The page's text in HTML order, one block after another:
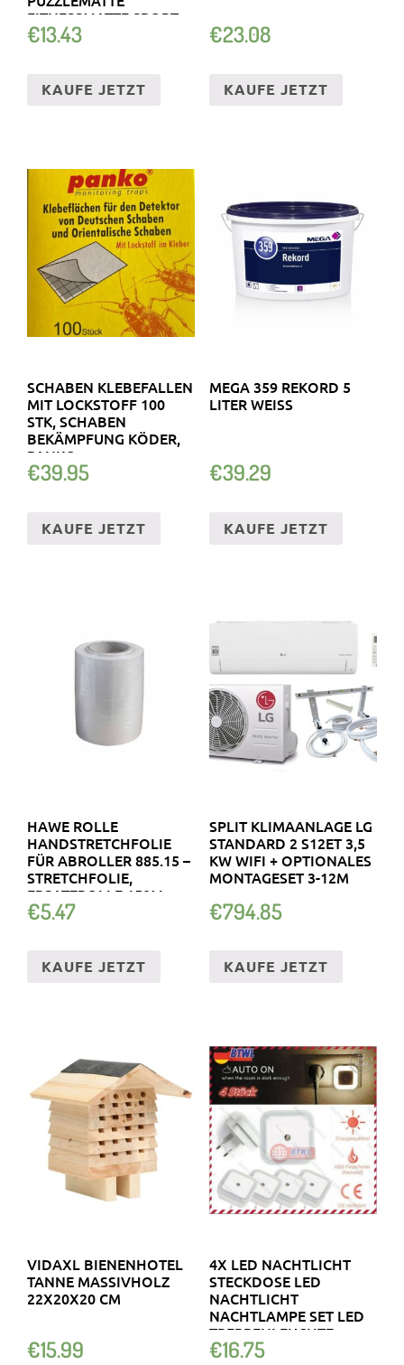
FITNESSMATTE SPORT
€13.43
KAUFE JETZT
€23.08
KAUFE JETZT
SCHABEN KLEBEFALLEN
MIT LOCKSTOFF 100
STK, SCHABEN
BEKÄMPFUNG KÖDER,
PANKO
€39.95
KAUFE JETZT
MEGA 359 REKORD 5
LITER WEISS
€39.29
KAUFE JETZT
HAWE ROLLE
HANDSTRETCHFOLIE
FÜR ABROLLER 885.15 –
STRETCHFOLIE,
ERSATZROLLE 150M
€5.47
KAUFE JETZT
SPLIT KLIMAANLAGE LG
STANDARD 2 S12ET 3,5
KW WIFI + OPTIONALES
MONTAGESET 3-12M
€794.85
KAUFE JETZT
VIDAXL BIENENHOTEL
TANNE MASSIVHOLZ
22X20X20 CM
€15.99
4X LED NACHTLICHT
STECKDOSE LED
NACHTLICHT
NACHTLAMPE SET LED
TREPPENLEUCHTE
€16.75